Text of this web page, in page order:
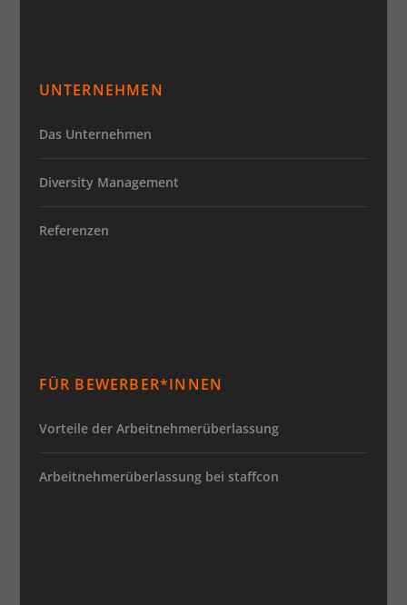
UNTERNEHMEN
Das Unternehmen
Diversity Management
Referenzen
FÜR BEWERBER*INNEN
Vorteile der Arbeitnehmerüberlassung
Arbeitnehmerüberlassung bei staffcon